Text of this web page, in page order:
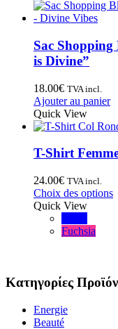
Sac Shopping
is Divine”
18.00€ TVA incl.
Ajouter au panier
Quick View
T-Shirt
24.00€ TVA incl.
Choix des options
Quick View
Fuchsia
Κατηγορίες
Energie
Beauté